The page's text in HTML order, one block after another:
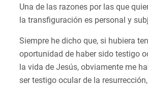
Una de las razones por las que
la transfiguración es personal y
Siempre he dicho que, si hubiera
oportunidad de haber sido testigo
la vida de Jesús, obviamente me
ser testigo ocular de la